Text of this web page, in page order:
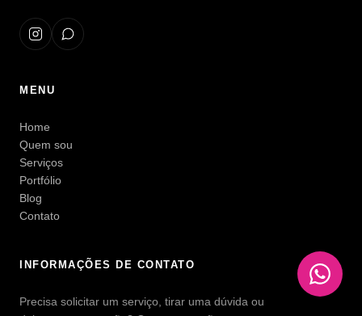
MENU
Home
Quem sou
Serviços
Portfólio
Blog
Contato
INFORMAÇÕES DE CONTATO
Precisa solicitar um serviço, tirar uma dúvida ou